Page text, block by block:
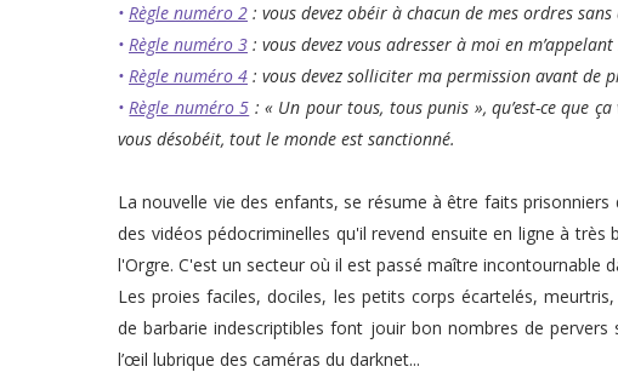
• Règle numéro 2 : vous devez obéir à chacun de mes ordres sans
• Règle numéro 3 : vous devez vous adresser à moi en
• Règle numéro 4 : vous devez solliciter ma permission avant de
•Règle numéro 5 : « Un pour tous, tous punis », qu’est-ce que
vous désobéit, tout le monde est sanctionné.
La nouvelle vie des enfants, se résume à être faits
des vidéos pédocriminelles qu'il revend ensuite en ligne à
l'Orgre. C'est un secteur où il est passé maître incontournable
Les proies faciles, dociles, les petits corps écartelés,
de barbarie indescriptibles font jouir bon nombres de
l’œil lubrique des caméras du darknet...